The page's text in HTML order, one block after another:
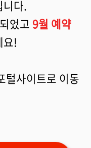
니다.
었고 9월 예약
요!
털사이트로 이동